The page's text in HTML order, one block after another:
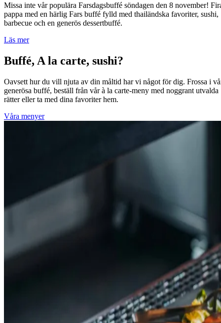
Missa inte vår populära Farsdagsbuffé söndagen den 8 november!
pappa med en härlig Fars buffé fylld med thailändska favoriter, sushi,
barbecue och en generös dessertbuffé.
Läs mer
Buffé, A la carte, sushi?
Oavsett hur du vill njuta av din måltid har vi något för dig. Frossa i
generösa buffé, beställ från vår à la carte-meny med noggrant utvalda
rätter eller ta med dina favoriter hem.
Våra menyer